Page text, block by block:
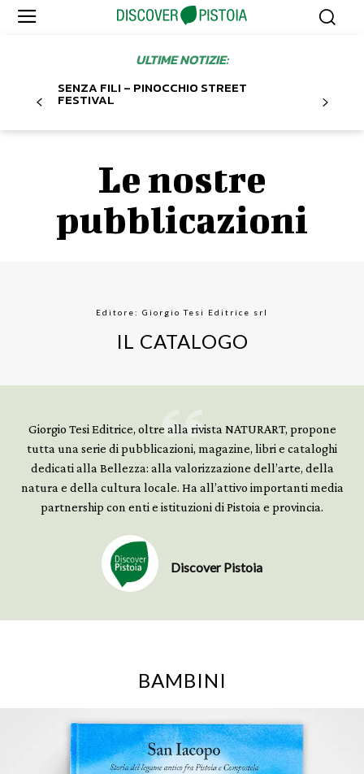
ULTIME NOTIZIE:
SENZA FILI – PINOCCHIO STREET
FESTIVAL
Le nostre
pubblicazioni
Editore: Giorgio Tesi Editrice srl
IL CATALOGO
Giorgio Tesi Editrice, oltre alla rivista NATURART, propone
tutta una serie di pubblicazioni, magazine, libri e cataloghi
dedicati alla Bellezza: alla valorizzazione dell’arte, della
natura e della cultura locale. Ha all’attivo importanti media
partnership con enti e istituzioni di Pistoia e provincia.
Discover Pistoia
BAMBINI